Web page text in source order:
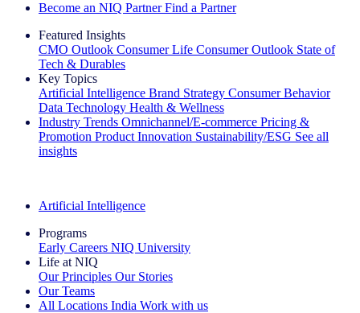
Become an NIQ Partner Find a Partner
Featured Insights
CMO Outlook Consumer Life Consumer Outlook State of
Tech & Durables
Key Topics
Artificial Intelligence Brand Strategy Consumer Behavior
Data Technology Health & Wellness
Industry Trends Omnichannel/E-commerce Pricing &
Promotion Product Innovation Sustainability/ESG See all
insights
Artificial Intelligence
Programs
Early Careers NIQ University
Life at NIQ
Our Principles Our Stories
Our Teams
All Locations India Work with us